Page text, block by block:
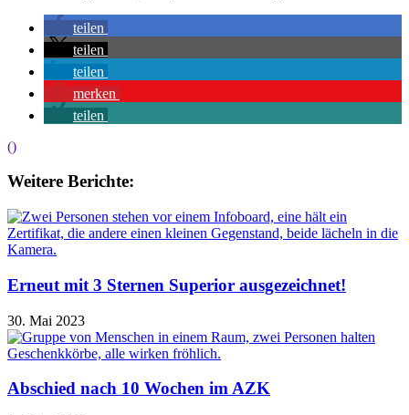
teilen
teilen
teilen
merken
teilen
()
Weitere Berichte:
Erneut mit 3 Sternen Superior ausgezeichnet!
30. Mai 2023
Abschied nach 10 Wochen im AZK